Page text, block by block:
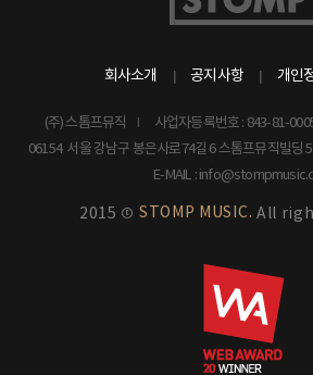
회사소개 공지사항 개인
(주) 스톰프뮤직 사업자등록번호 : 843-81-
06154 서울 강남구 봉은사로74길 6 스톰프뮤직빌딩
E-MAIL :
2015 © STOMP MUSIC. All